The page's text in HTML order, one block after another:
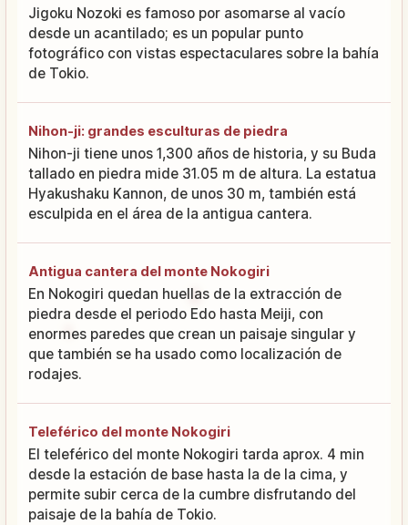
Jigoku Nozoki es famoso por asomarse al vacío
desde un acantilado; es un popular punto
fotográfico con vistas espectaculares sobre la bahía
de Tokio.
Nihon-ji: grandes esculturas de piedra
Nihon-ji tiene unos 1,300 años de historia, y su Buda
tallado en piedra mide 31.05 m de altura. La estatua
Hyakushaku Kannon, de unos 30 m, también está
esculpida en el área de la antigua cantera.
Antigua cantera del monte Nokogiri
En Nokogiri quedan huellas de la extracción de
piedra desde el periodo Edo hasta Meiji, con
enormes paredes que crean un paisaje singular y
que también se ha usado como localización de
rodajes.
Teleférico del monte Nokogiri
El teleférico del monte Nokogiri tarda aprox. 4 min
desde la estación de base hasta la de la cima, y
permite subir cerca de la cumbre disfrutando del
paisaje de la bahía de Tokio.